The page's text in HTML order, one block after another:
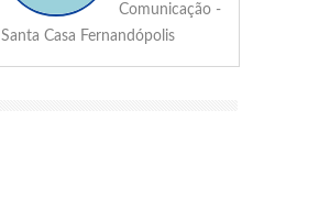
Comunicação -
Santa Casa Fernandópolis